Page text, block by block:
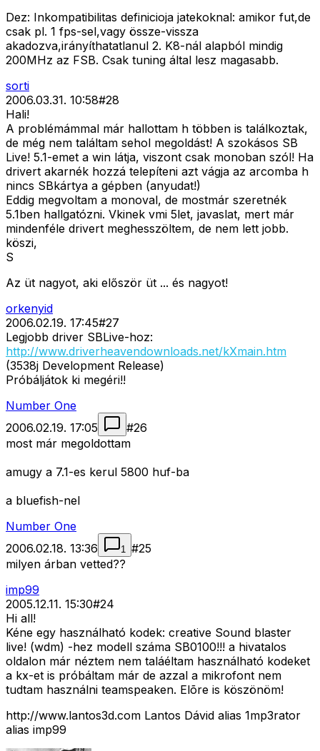
Dez: Inkompatibilitas definicioja jatekoknal: amikor fut,de
csak pl. 1 fps-sel,vagy össze-vissza
akadozva,irányíthatatlanul 2. K8-nál alapból mindig
200MHz az FSB. Csak tuning által lesz magasabb.
sorti
2006.03.31. 10:58#28
Hali!
A problémámmal már hallottam h többen is találkoztak,
de még nem találtam sehol megoldást! A szokásos SB
Live! 5.1-emet a win látja, viszont csak monoban szól! Ha
drivert akarnék hozzá telepíteni azt vágja az arcomba h
nincs SBkártya a gépben (anyudat!)
Eddig megvoltam a monoval, de mostmár szeretnék
5.1ben hallgatózni. Vkinek vmi 5let, javaslat, mert már
mindenféle drivert meghesszöltem, de nem lett jobb.
köszi,
S
Az üt nagyot, aki először üt ... és nagyot!
orkenyid
2006.02.19. 17:45#27
Legjobb driver SBLive-hoz:
http://www.driverheavendownloads.net/kXmain.htm
(3538j Development Release)
Próbáljátok ki megéri!!
Number One
2006.02.19. 17:05
#26
most már megoldottam
amugy a 7.1-es kerul 5800 huf-ba
a bluefish-nel
Number One
2006.02.18. 13:36
1 #25
milyen árban vetted??
imp99
2005.12.11. 15:30#24
Hi all!
Kéne egy használható kodek: creative Sound blaster
live! (wdm) -hez modell száma SB0100!!! a hivatalos
oldalon már néztem nem taláéltam használható kodeket
a kx-et is próbáltam már de azzal a mikrofont nem
tudtam használni teamspeaken. Elõre is köszönöm!
http://www.lantos3d.com Lantos Dávid alias 1mp3rator
alias imp99